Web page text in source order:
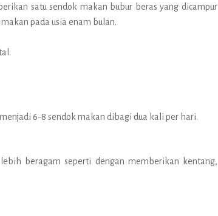
satu sendok makan bubur beras yang dicampur
pada usia enam bulan.
6-8 sendok makan dibagi dua kali per hari.
beragam seperti dengan memberikan kentang,